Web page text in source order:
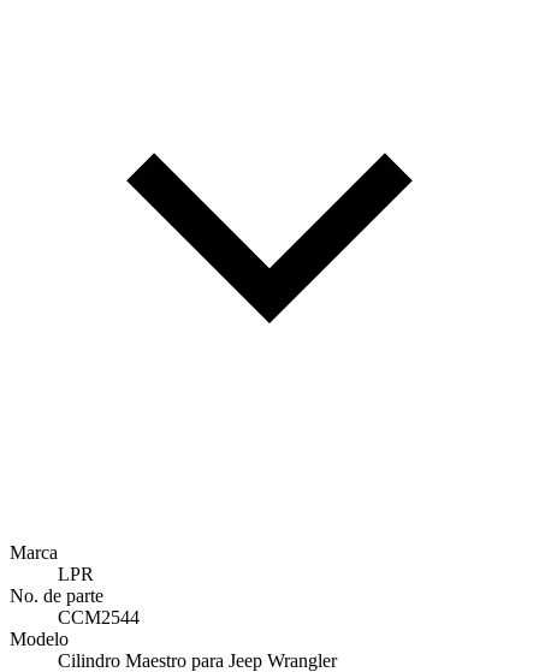
Marca
LPR
No. de parte
CCM2544
Modelo
Cilindro Maestro para Jeep Wrangler